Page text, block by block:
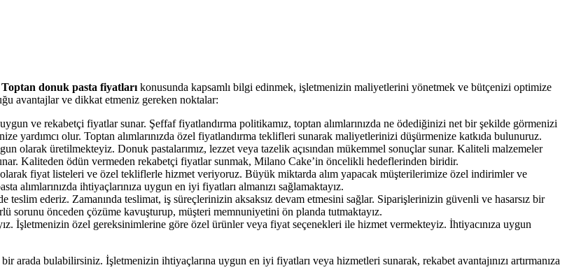
Toptan donuk pasta fiyatları konusunda kapsamlı bilgi edinmek, işletmenizin maliyetlerini yönetmek ve bütçenizi optimize
avantajlar ve dikkat etmeniz gereken noktalar:
ve rekabetçi fiyatlar sunar. Şeffaf fiyatlandırma politikamız, toptan alımlarınızda ne ödediğinizi net bir şekilde görmenizi
yardımcı olur. Toptan alımlarınızda özel fiyatlandırma teklifleri sunarak maliyetlerinizi düşürmenize katkıda bulunuruz.
olarak üretilmekteyiz. Donuk pastalarımız, lezzet veya tazelik açısından mükemmel sonuçlar sunar. Kaliteli malzemeler
Kaliteden ödün vermeden rekabetçi fiyatlar sunmak, Milano Cake’in öncelikli hedeflerinden biridir.
fiyat listeleri ve özel tekliflerle hizmet veriyoruz. Büyük miktarda alım yapacak müşterilerimize özel indirimler ve
ihtiyaçlarınıza uygun en iyi fiyatları almanızı sağlamaktayız.
teslim ederiz. Zamanında teslimat, iş süreçlerinizin aksaksız devam etmesini sağlar. Siparişlerinizin güvenli ve hasarsız bir
sorunu önceden çözüme kavuşturup, müşteri memnuniyetini ön planda tutmaktayız.
İşletmenizin özel gereksinimlerine göre özel ürünler veya fiyat seçenekleri ile hizmet vermekteyiz. İhtiyacınıza uygun
arada bulabilirsiniz. İşletmenizin ihtiyaçlarına uygun en iyi fiyatları veya hizmetleri sunarak, rekabet avantajınızı artırmanıza